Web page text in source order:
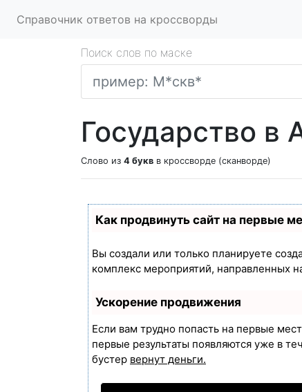
Справочник ответов на кроссворды
Поиск слов по маске
Государство в
Слово из 4 букв в кроссворде (сканворде)
Как продвинуть сайт на первые
Вы создали или только планируете
комплекс мероприятий, направленных
Ускорение продвижения
Если вам трудно попасть на первые
первые результаты появляются уже в
бустер вернут деньги.